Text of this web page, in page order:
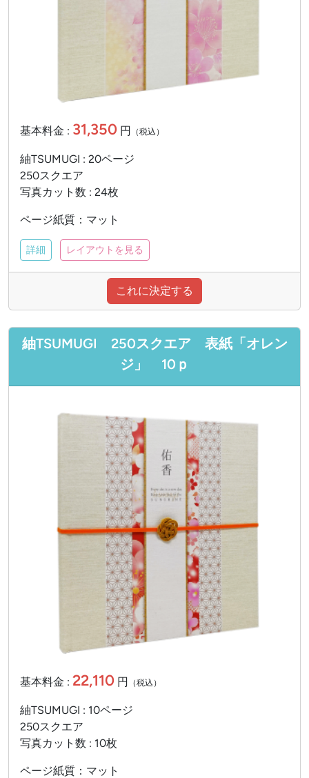
基本料金 : 31,350 円 （税込）
紬TSUMUGI : 20ページ
250スクエア
写真カット数 : 24枚
ページ紙質：マット
詳細 レイアウトを見る
これに決定する
紬TSUMUGI 250スクエア 表紙「オレン
ジ」 10ｐ
基本料金 : 22,110 円 （税込）
紬TSUMUGI : 10ページ
250スクエア
写真カット数 : 10枚
ページ紙質：マット